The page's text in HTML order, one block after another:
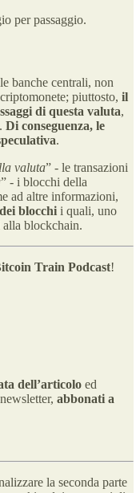
per passaggio.
banche centrali, non
piuttosto, il
di questa valuta,
Di conseguenza, le
.
valuta” - le transazioni
” - i blocchi della
ad altre informazioni,
blocchi i quali, uno
blockchain.
Train Podcast!
dell’articolo ed
abbonati a
la seconda parte